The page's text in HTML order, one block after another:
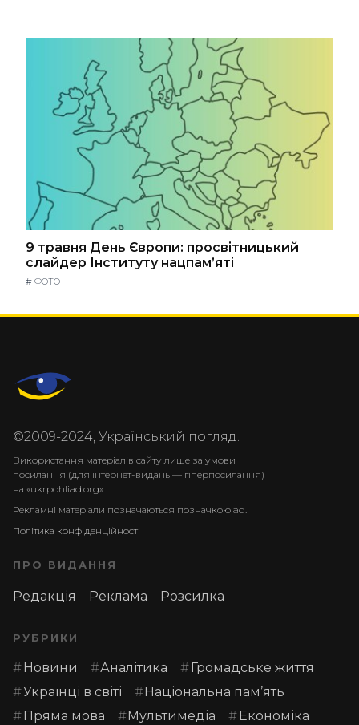
9 травня День Європи: просвітницький
слайдер Інституту нацпам’яті
# ФОТО
©2009-2024, Український погляд.
Використання матеріалів сайту лише за умови
посилання (для інтернет-видань — гіперпосилання)
на «ukrpohliad.org».
Рекламні матеріали позначаються позначкою ad.
Політика конфіденційності
ПРО ВИДАННЯ
Редакція Реклама Розсилка
РУБРИКИ
Новини Аналітика
Громадське життя
Українці в світі
Національна пам’ять
Пряма мова
Мультимедіа Економіка